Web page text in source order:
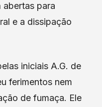
abertas para
e a dissipação
iniciais A.G. de
ferimentos nem
de fumaça. Ele